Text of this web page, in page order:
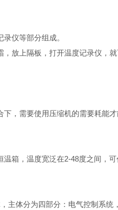
仪等部分组成。
，放上隔板，打开温度记录仪，
下，需要使用压缩机的需要耗能
温箱，温度宽泛在2-48度之间，
主体分为四部分：电气控制系统